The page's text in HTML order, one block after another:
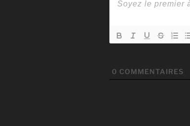
0 COMMENTAIRES